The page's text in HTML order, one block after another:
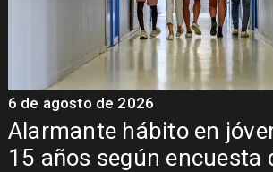
Alarmante hábito en
15 años según encuesta
6 de agosto de 2026